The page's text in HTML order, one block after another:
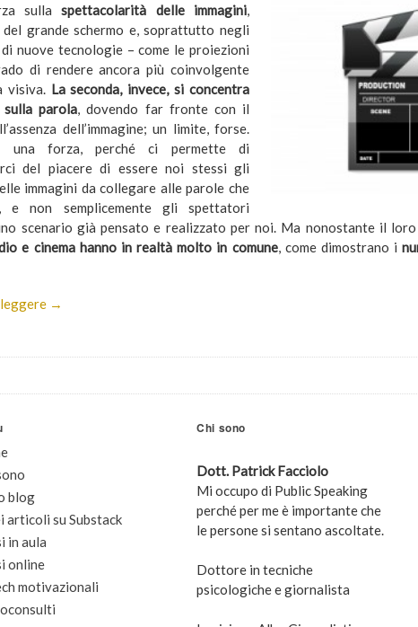
sullaspettacolarità delle immagini,
grande schermo e, soprattutto negli
nuove tecnologie – come le proiezioni
di rendere ancora più coinvolgente
visiva. La seconda, invece, si concentra
sulla parola, dovendo far fronte con il
dell’immagine; un limite, forse.
una forza, perché ci permette di
del piacere di essere noi stessi gli
immagini da collegare alle parole che
e non semplicemente gli spettatori
scenario già pensato e realizzato per noi. Ma nonostante il loro
e cinema hanno in realtà molto in comune, come dimostrano i
→
blog
articoli su Substack
in aula
online
motivazionali
Chi sono
Dott. Patrick Facciolo
Mi occupo di Public Speaking
perché per me è importante che
le persone si sentano ascoltate.
Dottore in tecniche
psicologiche e giornalista